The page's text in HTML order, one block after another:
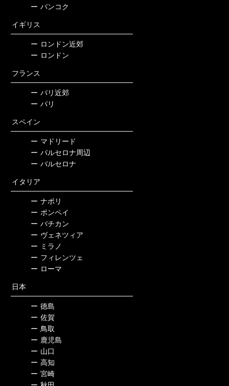
ー バンコク
イギリス
ー ロンドン近郊
ー ロンドン
フランス
ー パリ近郊
ー パリ
スペイン
ー マドリード
ー バルセロナ周辺
ー バルセロナ
イタリア
ー ナポリ
ー ポンペイ
ー バチカン
ー ヴェネツィア
ー ミラノ
ー フィレンツェ
ー ローマ
日本
ー 徳島
ー 佐賀
ー 鳥取
ー 鹿児島
ー 山口
ー 高知
ー 宮崎